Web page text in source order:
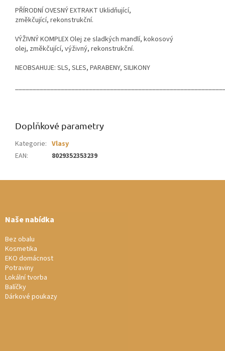
PŘÍRODNÍ OVESNÝ EXTRAKT Uklidňující,
změkčující, rekonstrukční.
VÝŽIVNÝ KOMPLEX Olej ze sladkých mandlí, kokosový
olej, změkčující, výživný, rekonstrukční.
NEOBSAHUJE: SLS, SLES, PARABENY, SILIKONY
Doplňkové parametry
Kategorie: Vlasy
EAN: 8029352353239
Naše nabídka
Bez obalu
Kosmetika
EKO domácnost
Potraviny
Lokální tvorba
Balíčky
Dárkové poukazy